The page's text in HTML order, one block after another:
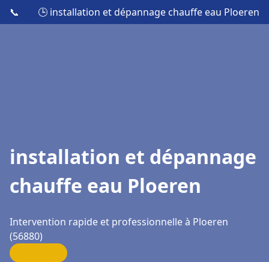
📞 🕒 installation et dépannage chauffe eau Ploeren
installation et dépannage
chauffe eau Ploeren
Intervention rapide et professionnelle à Ploeren
(56880)